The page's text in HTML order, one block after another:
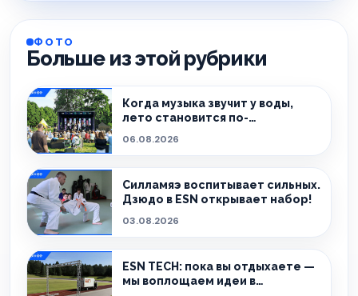
ФОТО
Больше из этой рубрики
Когда музыка звучит у воды,
лето становится по-
06.08.2026
Силламяэ воспитывает сильных.
Дзюдо в ESN открывает набор!
03.08.2026
ESN TECH: пока вы отдыхаете —
мы воплощаем идеи в